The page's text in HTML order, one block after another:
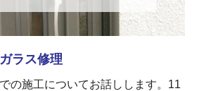
ラス修理
の施工についてお話しします。11